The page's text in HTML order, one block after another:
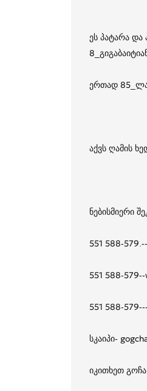
ეს პატარა
ერთად
აქვს ღამის
ნებისმიერი
551 588-
551 588-
551 588-
სკაიპი-
იკითხეთ